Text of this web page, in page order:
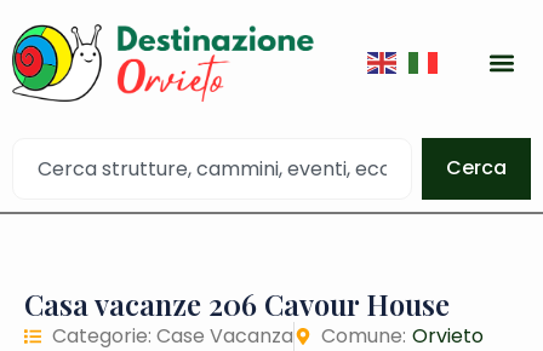
Cerca
Casa vacanze 206 Cavour House
Categorie: Case Vacanza Comune: Orvieto